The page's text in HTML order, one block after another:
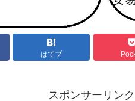
はてブ
スポンサーリンク